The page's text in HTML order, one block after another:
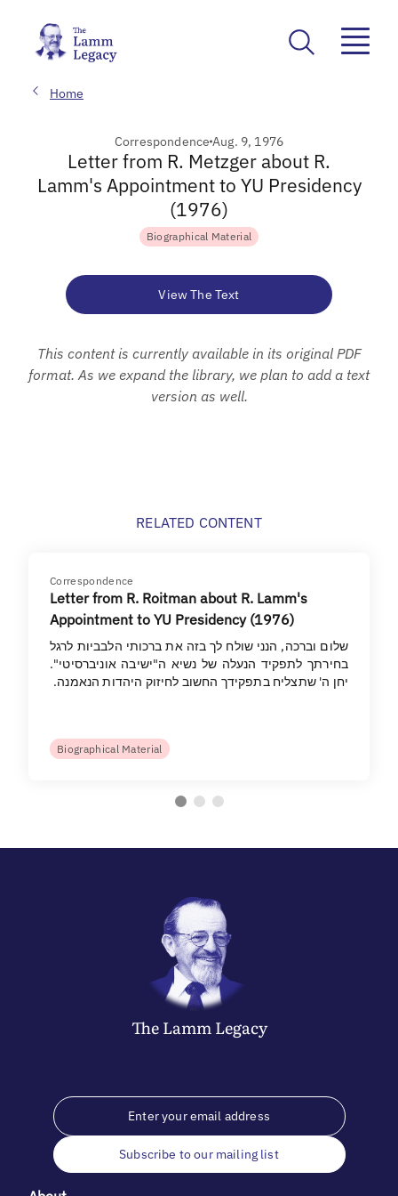
Home
CorrespondenceAug. 9, 1976
Letter from R. Metzger about R.
Lamm's Appointment to YU Presidency
(1976)
Biographical Material
View The Text
This content is currently available in its original PDF
format. As we expand the library, we plan to add a text
version as well.
RELATED CONTENT
Correspondence
Letter from R. Roitman about R. Lamm's
Appointment to YU Presidency (1976)
שלום וברכה, הנני שולח לך בזה את ברכותי הלבביות לרגל
בחירתך לתפקיד הנעלה של נשיא ה"ישיבה אוניברסיטי".
יחן ה' שתצליח בתפקידך החשוב לחיזוק היהדות הנאמנה.
Biographical Material
The LammLegacy
Subscribe to our mailing list